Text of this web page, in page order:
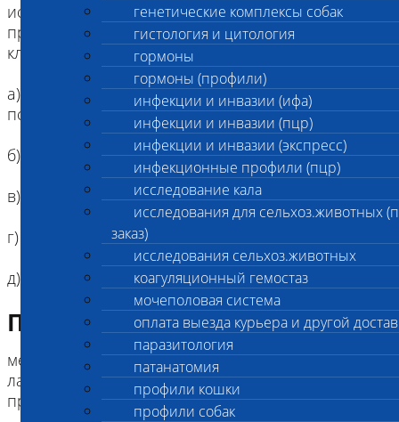
генетические комплексы собак
гистология и цитология
гормоны
гормоны (профили)
инфекции и инвазии (ифа)
инфекции и инвазии (пцр)
инфекции и инвазии (экспресс)
инфекционные профили (пцр)
исследование кала
исследования для сельхоз.животных
заказ)
исследования сельхоз.животных
коагуляционный гемостаз
мочеполовая система
оплата выезда курьера и другой
паразитология
патанатомия
профили кошки
профили собак
исключить присутствие паразитов кожи и ее
производных при наличии характерных
клинических симптомов:
а) часоточных клещей (саркоптоз, нотоэдроз,
псороптоз и пр.)
б) демодекоза
в) ушных клещей (отодектоза)
г) спор дерматофитов
д) вшей, блох, власоедов
Подготовка к исследованию
места поражения не следует до визита в
лабораторию обрабатывать лечебными
препаратами (мазями, спреями)